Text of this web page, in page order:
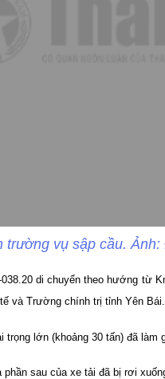
trường vụ sập cầu.
di chuyển theo hướng từ
và Trường chính trị tỉnh Yên Bái.
lớn (khoảng 30 tấn) đã làm
sau của xe tải đã bị rơi